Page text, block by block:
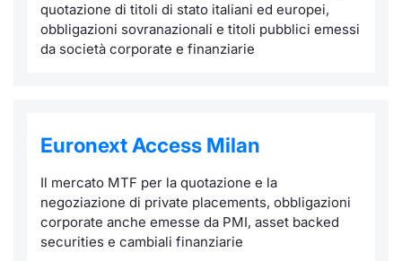
quotazione di titoli di stato italiani ed europei,
obbligazioni sovranazionali e titoli pubblici emessi
da società corporate e finanziarie
Euronext Access Milan
Il mercato MTF per la quotazione e la
negoziazione di private placements, obbligazioni
corporate anche emesse da PMI, asset backed
securities e cambiali finanziarie
BTP
Formazione
Statistiche del Mercato